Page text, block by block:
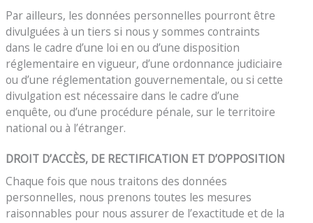
Par ailleurs, les données personnelles pourront être
divulguées à un tiers si nous y sommes contraints
dans le cadre d’une loi en ou d’une disposition
réglementaire en vigueur, d’une ordonnance judiciaire
ou d’une réglementation gouvernementale, ou si cette
divulgation est nécessaire dans le cadre d’une
enquête, ou d’une procédure pénale, sur le territoire
national ou à l’étranger.
DROIT D’ACCÈS, DE RECTIFICATION ET D’OPPOSITION
Chaque fois que nous traitons des données
personnelles, nous prenons toutes les mesures
raisonnables pour nous assurer de l’exactitude et de la